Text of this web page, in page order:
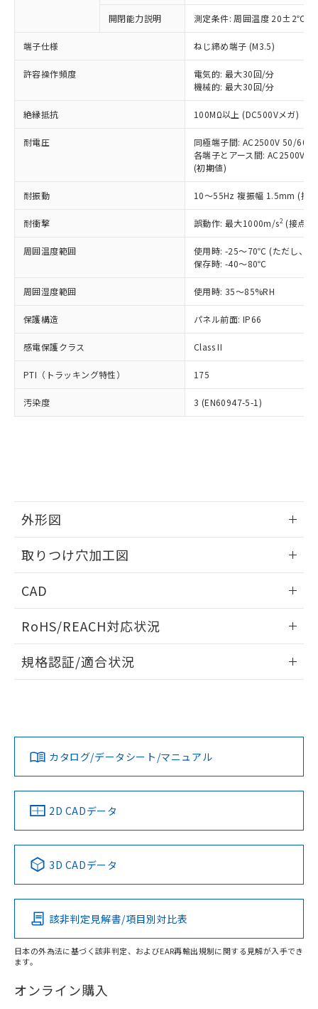
開閉能力説明 測定条件: 周囲温度 20±2℃、
端子仕様 ねじ締め端子 (M3.5)
許容操作頻度
電気的: 最大30回/分
機械的: 最大30回/分
絶縁抵抗 100MΩ以上 (DC500Vメガ)
耐電圧
同極端子間: AC2500V 50/
各端子とアース間: AC2500V
(初期値)
耐振動 10～55Hz 複振幅 1.5mm (接
耐衝撃 誤動作: 最大1000m/s2 (接点
周囲温度範囲
使用時: -25～70℃ (ただし、氷
保存時: -40～80℃
周囲湿度範囲 使用時: 35～85%RH
保護構造 パネル前面: IP66
感電保護クラス Class II
PTI（トラッキング特性） 175
汚染度 3 (EN60947-5-1)
外形図
取りつけ穴加工図
CAD
ドすることができます。
ログイン/会員登録
ダウンロードデータをご利用いただく前に、以下を必ずお読
みください。
ソフトウェアの使用条件
RoHS/REACH対応状況
EU RoHS 注意事項・凡例
対応済み
中国 RoHS 注意事項・凡例
Pb Hg Cd Cr(VI)
O
在庫等で未対応品が混在する可能性があります。
規格認証/適合状況
カタログ/データシート/マニュアル
2D CADデータ
3D CADデータ
該非判定見解書/項目別対比表
日本の外為法に基づく該非判定、およびEAR再輸出規制に関する見解が入手でき
ます。
オンライン購入
以下の条件をお読みいただき、同意のうえ
ご利用ください。
本サービスは、当社制御機器事業取扱
商品の当社在庫状況および標準価格
当社制御機器事業取扱商品の中には、
本サービスの対象外となる商品もある
ことをご了承ください。
在庫状況および標準価格照会結果は、
記載している更新日時点での社内デー
タに基づき作成されるものであり、閲
覧された時点での実際の在庫および標
準価格とは異なる場合があることをご
正式な納期状況および標準価格はお客
様のお取引先、またはお客様担当のオ
ムロン制御機器販売店・当社販売員に
オムロン制御機器販売店や当社販売拠
販売ネットワーク
」をご確認
ください。
在庫状況および標準価格結果を当社の
事前の承諾なく第三者に漏洩または開
マイパーツ機能（部品リスト作成サー
および当社の共同利用者が、当社の製
※当社の共同利用者とは、
の共同利用に関して"
の「1.共同利
対応予定なし：EU RoHS指令（10物質）の
非含有に非対応の商品で、対応品を出す予
定はありません。
調査・確認中：EU RoHS指令（10物質）の
非含有の対応状況を調査中または確認中の
非該当品：ライセンス料など無形物で、有
害物質有無と関係のない商品です。
いたものが、含有品と判明した場合などや
むを得ず変更することがあります。
六価クロム(Cr(Ⅵ)) 1000ppm以下、ポリ臭化ビフェニル
類(PBB) 1000ppm以下、ポリ臭化ジフェニルエーテル類
(PBDE) 1000ppm以下、フタル酸ビス(2-エチルヘキシ
ル) (DEHP)(別名：DOP) 1000ppm以下、フタル酸ブチ
ルベンジル（BBP） 1000ppm以下、フタル酸ジブチル
（DBP） 1000ppm以下、フタル酸ジイソブチル
(DIBP) 1000ppm以下
フタル酸エステル類の４物質については閾値を超える意
図的な使用がないことを確認しています。
※2 対応予定月
部品在庫の切り替え状況などにより、予定
月が前後することがあります。
とができます。
EU RoHS指令（10物質）の非含有証明書
ものではありません。
また、RoHS指令のフタル酸エステル類４
物質の対応では、対応完了までの期間は出
荷製品に未対応品が混在することから備考
欄に対応日を記載しておりました。
※1 中国RoHS○×表
「○」：最大均質材料含有率が中国RoHSの
基準値以下であることを示します。
「×」：最大均質材料含有率が中国RoHSの
基準値を超えていることを示します。
「－」：未確認です。当社販売部門へお問
*中国RoHS10物質の基準値 (GB/T26572)：
Pb(鉛) :1000ppm、 Hg(水銀) : 1000ppm、 Cd(カドミウ
Cr(Ⅵ)(六価クロム) : 1000ppm、 PBBs(ポリ臭化ビフェ
ニル類) : 1000ppm、 PBDEs(ポリ臭化ジフェニルエーテ
DBP(フタル酸ジブチル) : 1000ppm、 DIBP(フタル酸ジ
イソブチル) : 1000ppm、 BBP(フタル酸ブチルベンジ
ル) : 1000ppm、
DEHP(フタル酸ビス(2-エチルヘキシル)) : 1000ppm
※2 環境保護使用期限
「ｅ」：有害物質（10物質）のすべてが基
準値以下であることを示します。
「10」：通常の使用状況下において有害物
質が外部に漏えいし、環境に深刻な影響を
当社は、これら貴社製品のうち、外国
為替および外国貿易法に定める商品
（以下｢規制貨物等」という）を輸出
または国外への提供する場合は、日本
国政府の輸出許可(または役務取引許
可)を取得するなどの必要な手続きを
当社は規制貨物を破棄する場合は、完
全に破砕するなど、違法に輸出されな
いよう必要な手段を講じます。
ル、化学兵器、生物兵器またはその他
武器並びにこれらの製造装置等に一切
使用いたしません。
当社は、貴社製品を第三者に販売する
場合は、上記1、2および3の内容を当
該第三者に通知します。また当社は、
販売先および販売に係わる関係者が違
法に輸出するおそれがある場合は、取
○ 一定数以上の在庫あり
一定数には満たないが在庫あり
在庫なし(最新の在庫状況につ
いては、お客様のお取引先、ま
たはお客様担当のオムロン制御
機器販売店・当社販売員にご確
認ください)
受注生産機種、また在庫状況の